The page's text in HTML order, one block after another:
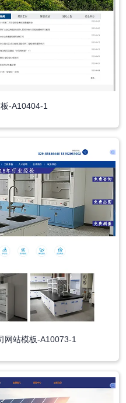
-A10404-1
网站模板-A10073-1